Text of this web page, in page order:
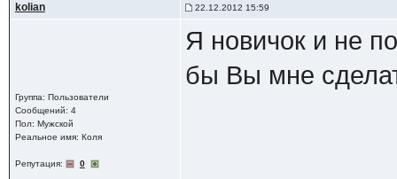
kolian 22.12.2012 15:59
Группа: Пользователи
Сообщений: 4
Пол: Мужской
Реальное имя: Коля
Репутация: 0
Я новичок и не
бы Вы мне